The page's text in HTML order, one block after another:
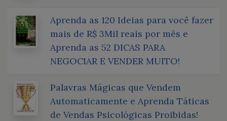
Aprenda as 120 Ideias para você fazer
mais de R$ 3Mil reais por mês e
Aprenda as 52 DICAS PARA
NEGOCIAR E VENDER MUITO!
Palavras Mágicas que Vendem
Automaticamente e Aprenda Táticas
de Vendas Psicológicas Proibidas!